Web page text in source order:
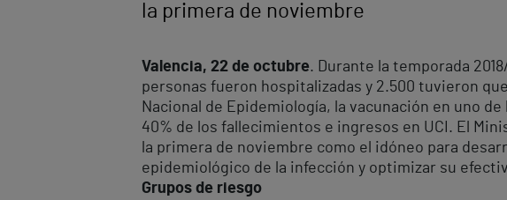
la primera de noviembre
Valencia, 22 de octubre. Durante la temporada
personas fueron hospitalizadas y 2.500 tuvieron
Nacional de Epidemiología, la vacunación en uno
40% de los fallecimientos e ingresos en UCI. El
la primera de noviembre como el idóneo para
epidemiológico de la infección y optimizar su
Grupos de riesgo